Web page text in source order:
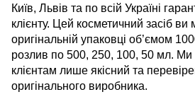
Київ, Львів та по всій Україні
клієнту. Цей косметичний засіб
оригінальній упаковці об’ємом
розлив по 500, 250, 100, 50 мл. Ми
клієнтам лише якісний та
оригінального виробника.